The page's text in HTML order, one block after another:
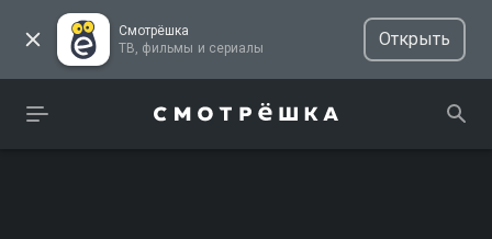
Смотрёшка
ТВ, фильмы и сериалы
Открыть